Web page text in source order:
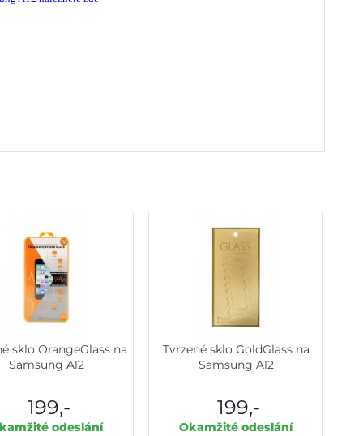
sklo OrangeGlass na
Samsung A12
199,-
odeslání
Tvrzené sklo GoldGlass na
Samsung A12
199,-
Okamžité odeslání